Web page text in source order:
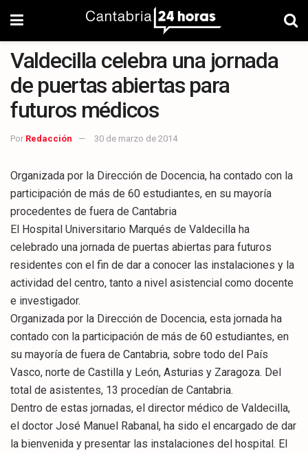
Valdecilla celebra una jornada
de puertas abiertas para
futuros médicos
Por Redacción 30 de marzo de 2014
Organizada por la Dirección de Docencia, ha contado con la
participación de más de 60 estudiantes, en su mayoría
procedentes de fuera de Cantabria
El Hospital Universitario Marqués de Valdecilla ha
celebrado una jornada de puertas abiertas para futuros
residentes con el fin de dar a conocer las instalaciones y la
actividad del centro, tanto a nivel asistencial como docente
e investigador.
Organizada por la Dirección de Docencia, esta jornada ha
contado con la participación de más de 60 estudiantes, en
su mayoría de fuera de Cantabria, sobre todo del País
Vasco, norte de Castilla y León, Asturias y Zaragoza. Del
total de asistentes, 13 procedían de Cantabria.
Dentro de estas jornadas, el director médico de Valdecilla,
el doctor José Manuel Rabanal, ha sido el encargado de dar
la bienvenida y presentar las instalaciones del hospital. El